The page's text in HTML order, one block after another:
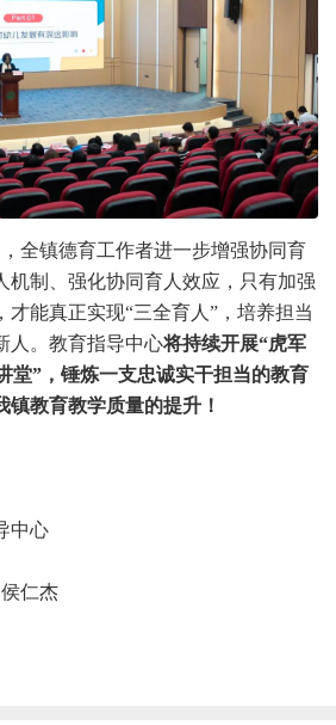
全镇德育工作者进一步增强协同育
机制、强化协同育人效应，只有加强
才能真正实现“三全育人”，培养担当
人。教育指导中心将持续开展“虎军
堂”，锤炼一支忠诚实干担当的教育
镇教育教学质量的提升！
中心
仁杰